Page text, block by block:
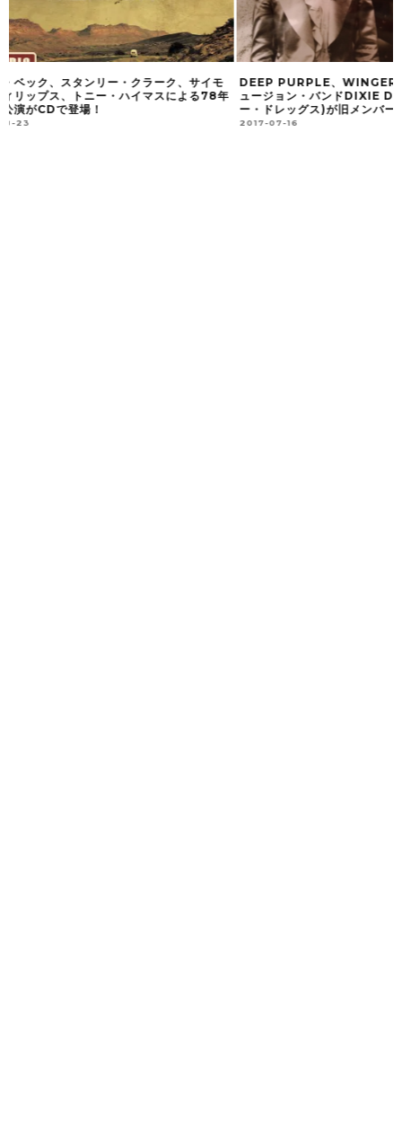
DEEP PURPLE、WINGERのメンバーによるフ
ュージョン・バンドDIXIE DREGS（ディキシ
ー・ドレッグス)が旧メンバーと共に復活！
2017-07-16
病を克服したトニー
バム「DEATH OF
ゼズ～薔薇に死す～
2017-12-26